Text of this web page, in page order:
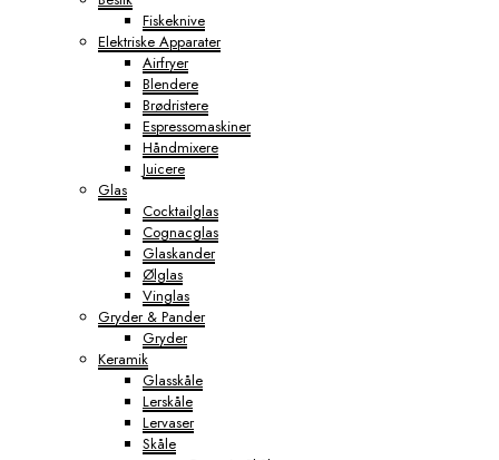
Fiskeknive
Elektriske Apparater
Airfryer
Blendere
Brødristere
Espressomaskiner
Håndmixere
Juicere
Glas
Cocktailglas
Cognacglas
Glaskander
Ølglas
Vinglas
Gryder & Pander
Gryder
Keramik
Glasskåle
Lerskåle
Lervaser
Skåle